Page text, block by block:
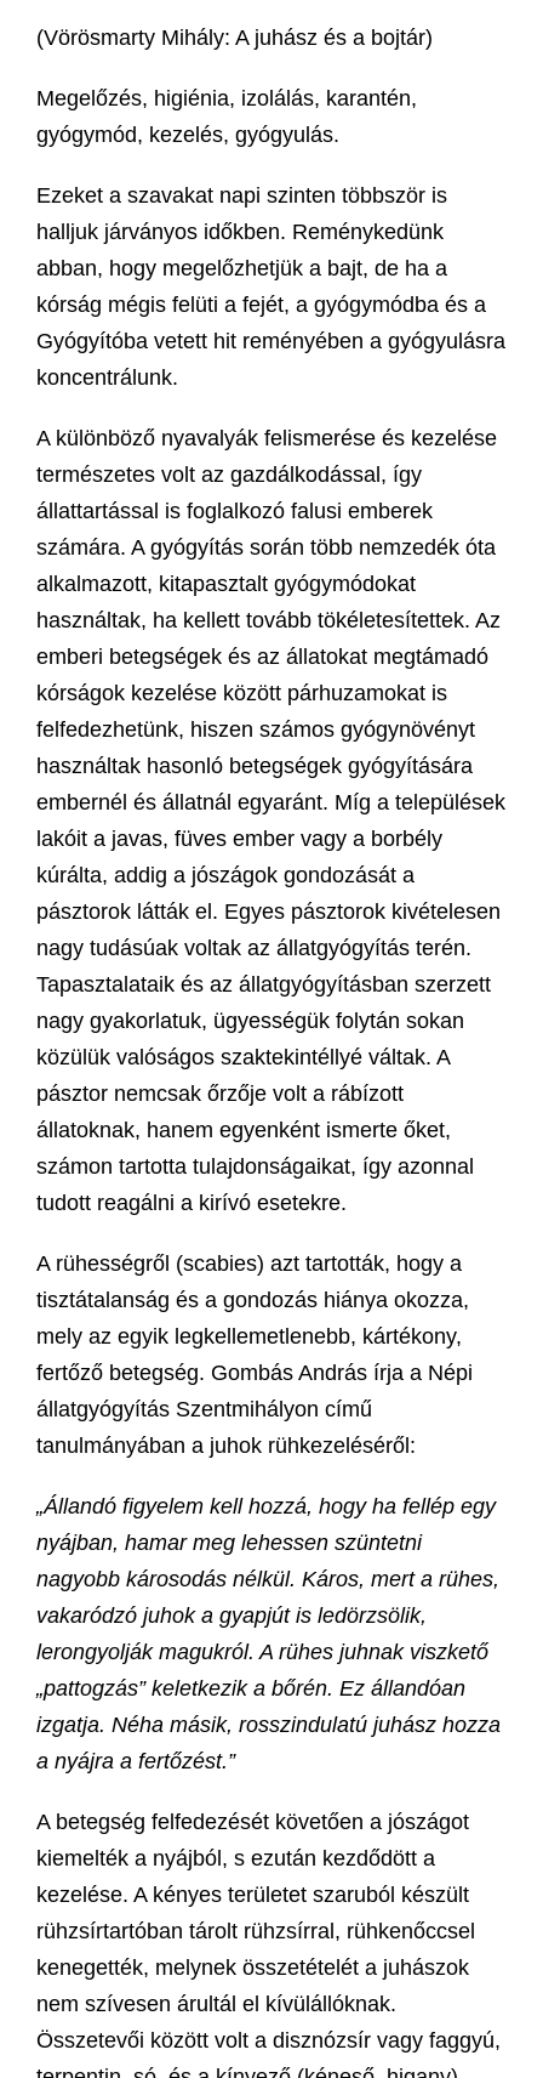
(Vörösmarty Mihály: A juhász és a bojtár)
Megelőzés, higiénia, izolálás, karantén,
gyógymód, kezelés, gyógyulás.
Ezeket a szavakat napi szinten többször is
halljuk járványos időkben. Reménykedünk
abban, hogy megelőzhetjük a bajt, de ha a
kórság mégis felüti a fejét, a gyógymódba és a
Gyógyítóba vetett hit reményében a gyógyulásra
koncentrálunk.
A különböző nyavalyák felismerése és kezelése
természetes volt az gazdálkodással, így
állattartással is foglalkozó falusi emberek
számára. A gyógyítás során több nemzedék óta
alkalmazott, kitapasztalt gyógymódokat
használtak, ha kellett tovább tökéletesítettek. Az
emberi betegségek és az állatokat megtámadó
kórságok kezelése között párhuzamokat is
felfedezhetünk, hiszen számos gyógynövényt
használtak hasonló betegségek gyógyítására
embernél és állatnál egyaránt. Míg a települések
lakóit a javas, füves ember vagy a borbély
kúrálta, addig a jószágok gondozását a
pásztorok látták el. Egyes pásztorok kivételesen
nagy tudásúak voltak az állatgyógyítás terén.
Tapasztalataik és az állatgyógyításban szerzett
nagy gyakorlatuk, ügyességük folytán sokan
közülük valóságos szaktekintéllyé váltak. A
pásztor nemcsak őrzője volt a rábízott
állatoknak, hanem egyenként ismerte őket,
számon tartotta tulajdonságaikat, így azonnal
tudott reagálni a kirívó esetekre.
A rühességről (scabies) azt tartották, hogy a
tisztátalanság és a gondozás hiánya okozza,
mely az egyik legkellemetlenebb, kártékony,
fertőző betegség. Gombás András írja a Népi
állatgyógyítás Szentmihályon című
tanulmányában a juhok rühkezeléséről:
„Állandó figyelem kell hozzá, hogy ha fellép egy
nyájban, hamar meg lehessen szüntetni
nagyobb károsodás nélkül. Káros, mert a rühes,
vakaródzó juhok a gyapjút is ledörzsölik,
lerongyolják magukról. A rühes juhnak viszkető
„pattogzás” keletkezik a bőrén. Ez állandóan
izgatja. Néha másik, rosszindulatú juhász hozza
a nyájra a fertőzést.”
A betegség felfedezését követően a jószágot
kiemelték a nyájból, s ezután kezdődött a
kezelése. A kényes területet szaruból készült
rühzsírtartóban tárolt rühzsírral, rühkenőccsel
kenegették, melynek összetételét a juhászok
nem szívesen árultál el kívülállóknak.
Összetevői között volt a disznózsír vagy faggyú,